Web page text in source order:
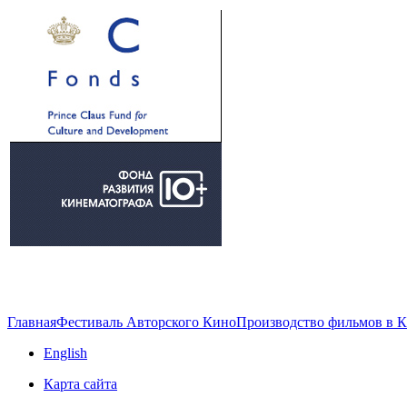
ГлавнаяФестиваль Авторского КиноПроизводство фильмов в
English
Карта сайта